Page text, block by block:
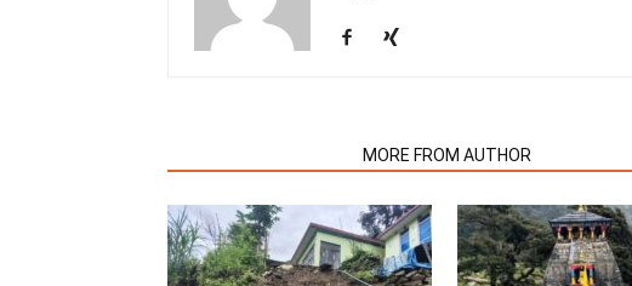
MORE FROM AUTHOR